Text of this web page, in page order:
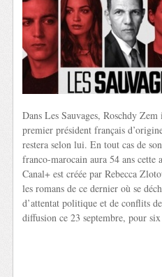
Dans Les Sauvages, Roschdy
premier président français
restera selon lui. En tout cas de
franco-marocain aura 54 ans cette
Canal+ est créée par Rebecca
les romans de ce dernier où se
d’attentat politique et de conflits
diffusion ce 23 septembre, pour six